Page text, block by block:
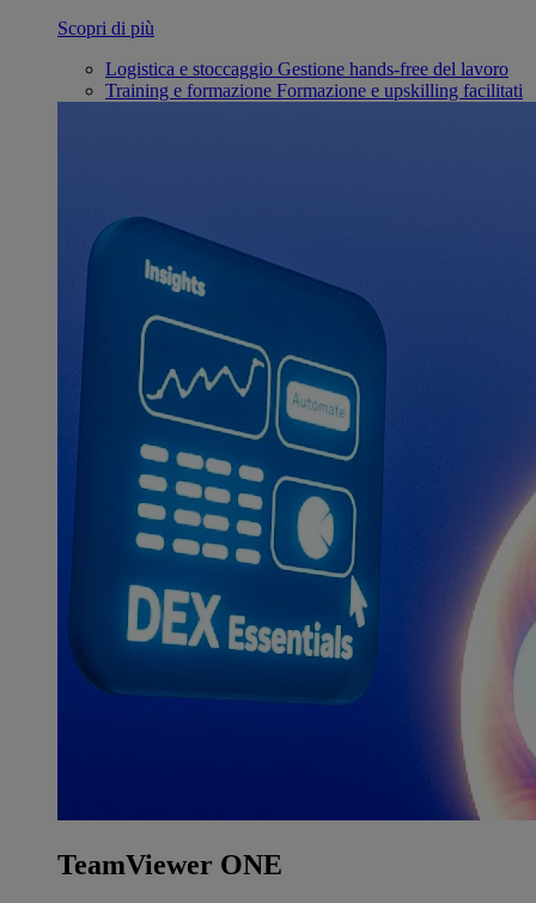
Scopri di più
Logistica e stoccaggio Gestione hands-free del lavoro
Training e formazione Formazione e upskilling facilitati
TeamViewer ONE